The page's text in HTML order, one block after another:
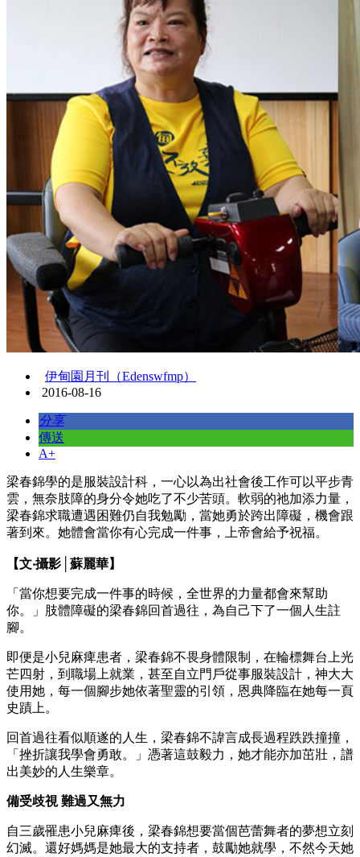
伊甸園月刊（Edenswfmp）
2016-08-16
分享
傳送
A+
梁春錦學的是服裝設計科，一心以為出社會後工作可以平步青
雲，無奈肢障的身分令她吃了不少苦頭。軟弱的祂加添力量，
梁春錦求職遭遇困難仍自我勉勵，當她勇於跨出障礙，機會跟
著到來。她體會當你有心完成一件事，上帝會給予祝福。
【文‧攝影│蘇麗華】
「當你想要完成一件事的時候，全世界的力量都會來幫助
你。」肢體障礙的梁春錦回首過往，為自己下了一個人生註
腳。
即便是小兒麻痺患者，梁春錦不畏身體限制，在輪標舞台上光
芒四射，到職場上就業，甚至自立門戶從事服裝設計，神大大
使用她，每一個腳步她依著聖靈的引領，恩典降臨在她每一頁
史蹟上。
回首過往看似順遂的人生，梁春錦不諱言成長過程跌跌撞撞，
「挫折讓我學會勇敢。」憑著這鼓毅力，她才能亦加茁壯，譜
出美妙的人生樂章。
備受歧視 難過又無力
自三歲罹患小兒麻痺後，梁春錦想要當個芭蕾舞者的夢想立刻
幻滅。還好媽媽是她最大的支持者，鼓勵她就學，不然今天她